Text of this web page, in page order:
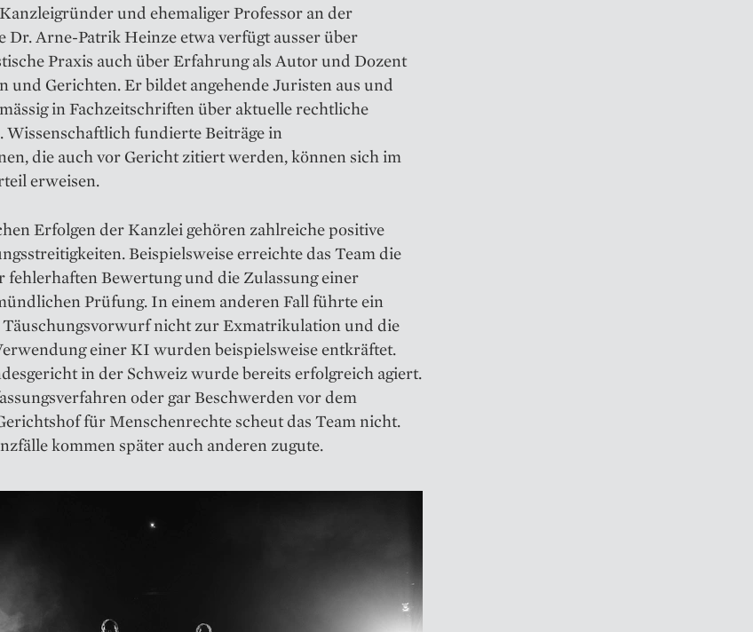
und ehemaliger Professor an der
Dr. Arne-Patrik Heinze etwa verfügt ausser über
Praxis auch über Erfahrung als Autor und Dozent
und Gerichten. Er bildet angehende Juristen aus und
in Fachzeitschriften über aktuelle rechtliche
fundierte Beiträge in
die auch vor Gericht zitiert werden, können sich im
erweisen.
Erfolgen der Kanzlei gehören zahlreiche positive
Beispielsweise erreichte das Team die
Bewertung und die Zulassung einer
Prüfung. In einem anderen Fall führte ein
nicht zur Exmatrikulation und die
einer KI wurden beispielsweise entkräftet.
in der Schweiz wurde bereits erfolgreich agiert.
oder gar Beschwerden vor dem
für Menschenrechte scheut das Team nicht.
kommen später auch anderen zugute.